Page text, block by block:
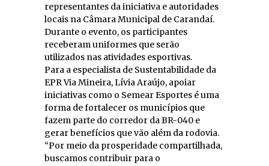
representantes da iniciativa e autoridades
locais na Câmara Municipal de Carandaí.
Durante o evento, os participantes
receberam uniformes que serão
utilizados nas atividades esportivas.
Para a especialista de Sustentabilidade da
EPR Via Mineira, Lívia Araújo, apoiar
iniciativas como o Semear Esportes é uma
forma de fortalecer os municípios que
fazem parte do corredor da BR-040 e
gerar benefícios que vão além da rodovia.
“Por meio da prosperidade compartilhada,
buscamos contribuir para o